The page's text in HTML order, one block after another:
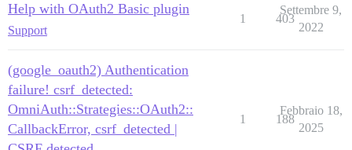
Help with OAuth2 Basic plugin
Support
1 403
Settembre 9,
2022
(google_oauth2) Authentication
failure! csrf_detected:
OmniAuth::Strategies::OAuth2::
CallbackError, csrf_detected |
1 188
Febbraio 18,
2025